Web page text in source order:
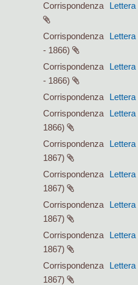
Corrispondenza
Corrispondenza
- 1866)
Corrispondenza
- 1866)
Corrispondenza
Corrispondenza
1866)
Corrispondenza
1867)
Corrispondenza
1867)
Corrispondenza
1867)
Corrispondenza
1867)
Corrispondenza
1867)